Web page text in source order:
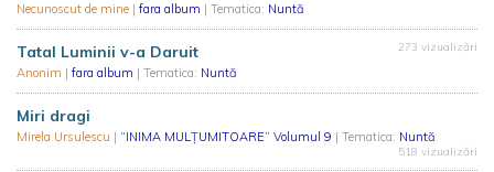
Necunoscut de mine | fara album | Tematica: Nuntă
Tatal Luminii v-a Daruit
Anonim | fara album | Tematica: Nuntă
273 vizualizări
Miri dragi
Mirela Ursulescu | “INIMA MULȚUMITOARE” Volumul 9 | Tematica: Nuntă
518 vizualizări